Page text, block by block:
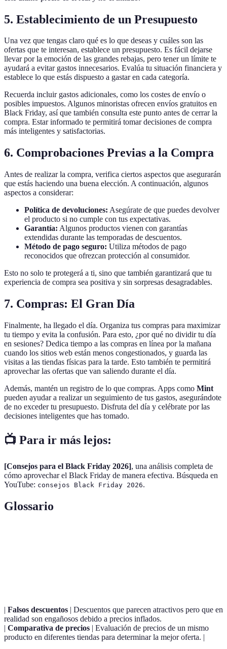
5. Establecimiento de un Presupuesto
Una vez que tengas claro qué es lo que deseas y cuáles son las
ofertas que te interesan, establece un presupuesto. Es fácil dejarse
llevar por la emoción de las grandes rebajas, pero tener un límite te
ayudará a evitar gastos innecesarios. Evalúa tu situación financiera y
establece lo que estás dispuesto a gastar en cada categoría.
Recuerda incluir gastos adicionales, como los costes de envío o
posibles impuestos. Algunos minoristas ofrecen envíos gratuitos en
Black Friday, así que también consulta este punto antes de cerrar la
compra. Estar informado te permitirá tomar decisiones de compra
más inteligentes y satisfactorias.
6. Comprobaciones Previas a la Compra
Antes de realizar la compra, verifica ciertos aspectos que asegurarán
que estás haciendo una buena elección. A continuación, algunos
aspectos a considerar:
Política de devoluciones: Asegúrate de que puedes devolver
el producto si no cumple con tus expectativas.
Garantía: Algunos productos vienen con garantías
extendidas durante las temporadas de descuentos.
Método de pago seguro: Utiliza métodos de pago
reconocidos que ofrezcan protección al consumidor.
Esto no solo te protegerá a ti, sino que también garantizará que tu
experiencia de compra sea positiva y sin sorpresas desagradables.
7. Compras: El Gran Día
Finalmente, ha llegado el día. Organiza tus compras para maximizar
tu tiempo y evita la confusión. Para esto, ¿por qué no dividir tu día
en sesiones? Dedica tiempo a las compras en línea por la mañana
cuando los sitios web están menos congestionados, y guarda las
visitas a las tiendas físicas para la tarde. Esto también te permitirá
aprovechar las ofertas que van saliendo durante el día.
Además, mantén un registro de lo que compras. Apps como Mint
pueden ayudar a realizar un seguimiento de tus gastos, asegurándote
de no exceder tu presupuesto. Disfruta del día y celébrate por las
decisiones inteligentes que has tomado.
📺 Para ir más lejos:
[Consejos para el Black Friday 2026], una análisis completa de
cómo aprovechar el Black Friday de manera efectiva. Búsqueda en
YouTube: consejos Black Friday 2026.
Glossario
| Falsos descuentos | Descuentos que parecen atractivos pero que en
realidad son engañosos debido a precios inflados.
| Comparativa de precios | Evaluación de precios de un mismo
producto en diferentes tiendas para determinar la mejor oferta. |